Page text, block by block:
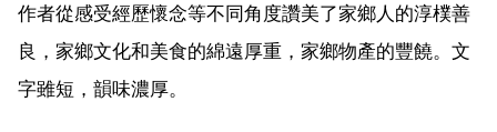
作者從感受經歷懷念等不同角度讚美了家鄉人的淳樸善
良，家鄉文化和美食的綿遠厚重，家鄉物產的豐饒。文
字雖短，韻味濃厚。